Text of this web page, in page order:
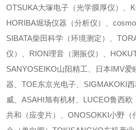
OTSUKA大塚电子（光学膜厚仪）、
HORIBA堀场仪器（分析仪）、
SIBATA柴田科学（环境测定）、
仪）、RION理音（测振仪）、
SANYOSEIKO山阳精工、日本IMV爱
器、TOE东京光电子、SIGMAKOKI
威、ASAHI旭有机材、LUCEO鲁西
共和（应变片）、ONOSOKKI小野（